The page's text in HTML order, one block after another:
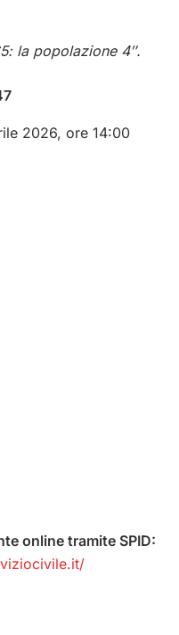
la popolazione 4″.
2026, ore 14:00
online tramite SPID: